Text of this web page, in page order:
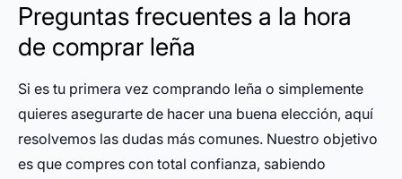
Preguntas frecuentes a la hora
de comprar leña
Si es tu primera vez comprando leña o simplemente
quieres asegurarte de hacer una buena elección, aquí
resolvemos las dudas más comunes. Nuestro objetivo
es que compres con total confianza, sabiendo